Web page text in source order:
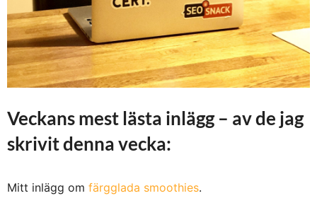
Veckans mest lästa inlägg – av de jag
skrivit denna vecka:
Mitt inlägg om färgglada smoothies.